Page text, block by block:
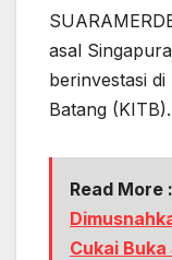
asal
berinvestasi
Batang (KITB).
Read More :
Cukai Buka